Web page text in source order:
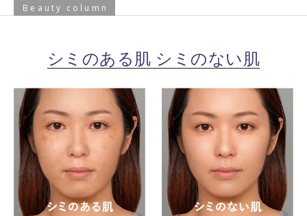
Beauty column
シミのある肌 シミのない肌